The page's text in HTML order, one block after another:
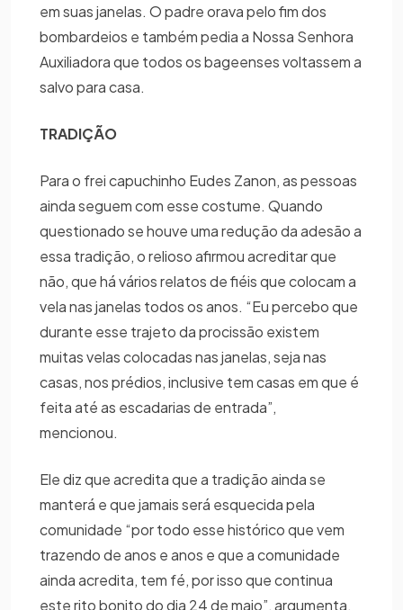
em suas janelas. O padre orava pelo fim dos
bombardeios e também pedia a Nossa Senhora
Auxiliadora que todos os bageenses voltassem a
salvo para casa.
TRADIÇÃO
Para o frei capuchinho Eudes Zanon, as pessoas
ainda seguem com esse costume. Quando
questionado se houve uma redução da adesão a
essa tradição, o relioso afirmou acreditar que
não, que há vários relatos de fiéis que colocam a
vela nas janelas todos os anos. “Eu percebo que
durante esse trajeto da procissão existem
muitas velas colocadas nas janelas, seja nas
casas, nos prédios, inclusive tem casas em que é
feita até as escadarias de entrada”,
mencionou.
Ele diz que acredita que a tradição ainda se
manterá e que jamais será esquecida pela
comunidade “por todo esse histórico que vem
trazendo de anos e anos e que a comunidade
ainda acredita, tem fé, por isso que continua
este rito bonito do dia 24 de maio”, argumenta.